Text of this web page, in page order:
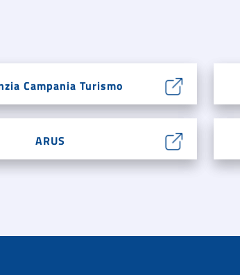
Campania Turismo
ARUS